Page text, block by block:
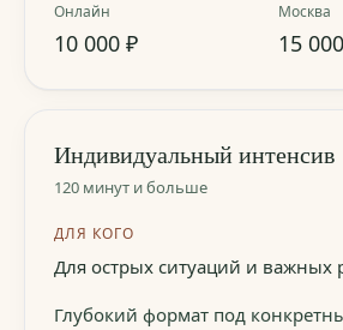
Онлайн
10 000 ₽
Москва
15
Индивидуальный интенсив
120 минут и больше
ДЛЯ КОГО
Для острых ситуаций и важных
Глубокий формат под